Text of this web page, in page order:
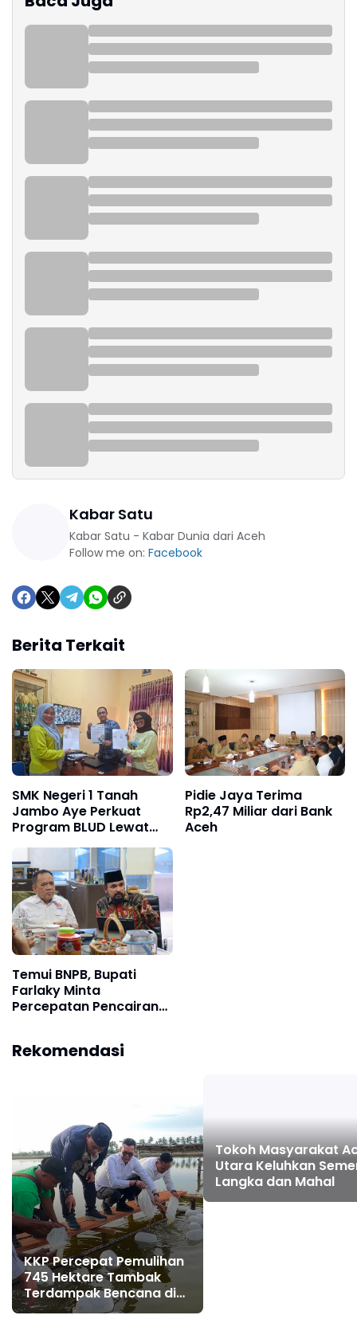
Kabar Satu
Kabar Satu - Kabar Dunia dari Aceh
Follow me on: Facebook
Berita Terkait
SMK Negeri 1 Tanah
Jambo Aye Perkuat
Program BLUD Lewat
Sinergi Antarsekolah
Pidie Jaya Terima
Rp2,47 Miliar dari Bank
Aceh
Temui BNPB, Bupati
Farlaky Minta
Percepatan Pencairan
Rekomendasi
KKP Percepat Pemulihan
745 Hektare Tambak
Terdampak Bencana di
Pidie Jaya
Tokoh Masyarakat
Utara Keluhkan
Langka dan Mahal